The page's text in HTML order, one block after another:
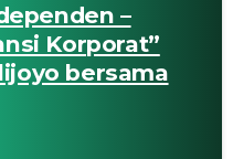
–
Korporat”
bersama